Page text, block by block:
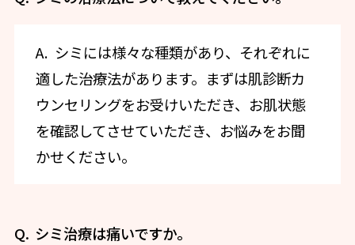
シミには様々な種類があり、それぞれに
適した治療法があります。まずは肌診断カ
ウンセリングをお受けいただき、お肌状態
を確認してさせていただき、お悩みをお聞
かせください。
シミ治療は痛いですか。